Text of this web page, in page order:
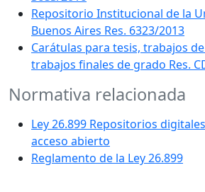
Repositorio Institucional de la
Buenos Aires Res. 6323/2013
Carátulas para tesis, trabajos
trabajos finales de grado Res.
Normativa relacionada
Ley 26.899 Repositorios
acceso abierto
Reglamento de la Ley 26.899